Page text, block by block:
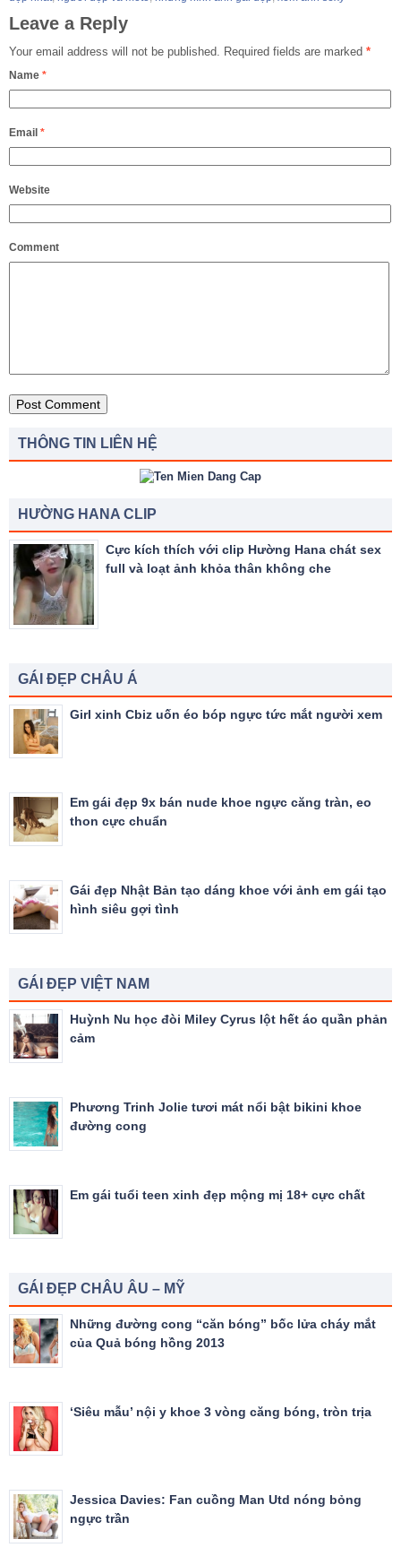
Leave a Reply
Your email address will not be published. Required fields are marked *
Name *
Email *
Website
Comment
THÔNG TIN LIÊN HỆ
HƯỜNG HANA CLIP
Cực kích thích với clip Hường Hana chát sex
full và loạt ảnh khỏa thân không che
GÁI ĐẸP CHÂU Á
Girl xinh Cbiz uốn éo bóp ngực tức mắt người xem
Em gái đẹp 9x bán nude khoe ngực căng tràn, eo
thon cực chuẩn
Gái đẹp Nhật Bản tạo dáng khoe với ảnh em gái tạo
hình siêu gợi tình
GÁI ĐẸP VIỆT NAM
Huỳnh Nu học đòi Miley Cyrus lột hết áo quần phản
cảm
Phương Trinh Jolie tươi mát nổi bật bikini khoe
đường cong
Em gái tuổi teen xinh đẹp mộng mị 18+ cực chất
GÁI ĐẸP CHÂU ÂU – MỸ
Những đường cong “căn bóng” bốc lửa cháy mắt
của Quả bóng hồng 2013
‘Siêu mẫu’ nội y khoe 3 vòng căng bóng, tròn trịa
Jessica Davies: Fan cuồng Man Utd nóng bỏng
ngực trần